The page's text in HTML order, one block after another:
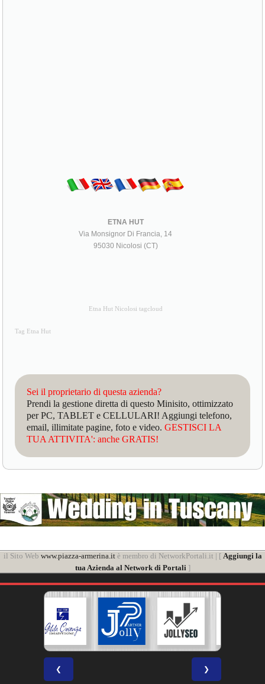
ETNA HUT
Via Monsignor Di Francia, 14
95030 Nicolosi (CT)
Etna Hut Nicolosi tagcloud
Tag Etna Hut
Sei il proprietario di questa azienda?
Prendi la gestione diretta di questo Minisito, ottimizzato
per PC, TABLET e CELLULARI! Aggiungi telefono,
email, illimitate pagine, foto e video.GESTISCI LA
TUA ATTIVITA': anche GRATIS!
il Sito Web www.piazza-armerina.itè membro di NetworkPortali.it | [ Aggiungi la
tua Azienda al Network di Portali ]
❮ ❯